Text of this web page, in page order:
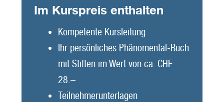
Im Kurspreis enthalten
Kompetente Kursleitung
Ihr persönliches Phänomental-Buch
mit Stiften im Wert von ca. CHF
28.–
Teilnehmerunterlagen